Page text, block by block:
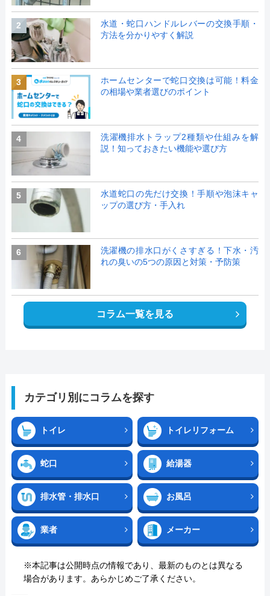
2
水道・蛇口ハンドルレバーの交換手順・
方法を分かりやすく解説
3
ホームセンターで蛇口交換は可能！料金
の相場や業者選びのポイント
4
洗濯機排水トラップ2種類や仕組みを解
説！知っておきたい機能や選び方
5
水道蛇口の先だけ交換！手順や泡沫キャ
ップの選び方・手入れ
6
洗濯機の排水口がくさすぎる！下水・汚
れの臭いの5つの原因と対策・予防策
コラム一覧を見る
カテゴリ別にコラムを探す
トイレ トイレリフォーム
蛇口 給湯器
排水管・排水口 お風呂
業者 メーカー
※本記事は公開時点の情報であり、最新のものとは異なる
場合があります。あらかじめご了承ください。